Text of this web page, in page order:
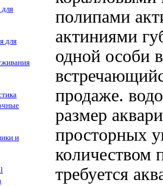
для
и
полипами
актиниями
одной особи
продаже.
размер
просторных
количеством
требуется